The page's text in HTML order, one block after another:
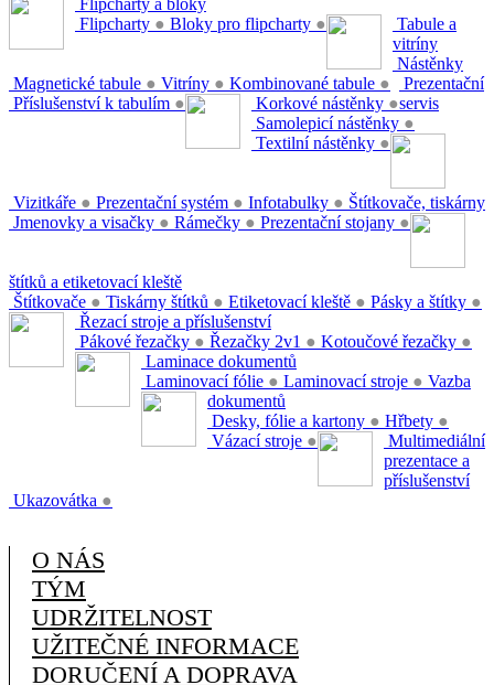
Flipcharty a bloky
Flipcharty ● Bloky pro flipcharty ●
Tabule a
vitríny
Magnetické tabule ● Vitríny ● Kombinované tabule ●
Příslušenství k tabulím ●
Nástěnky
Korkové nástěnky ●
Samolepicí nástěnky ●
Textilní nástěnky ●
Prezentační
servis
Vizitkáře ● Prezentační systém ● Infotabulky ●
Jmenovky a visačky ● Rámečky ● Prezentační stojany ●
Štítkovače, tiskárny
štítků a etiketovací kleště
Štítkovače ● Tiskárny štítků ● Etiketovací kleště ● Pásky a štítky ●
Řezací stroje a příslušenství
Pákové řezačky ● Řezačky 2v1 ● Kotoučové řezačky ●
Laminace dokumentů
Laminovací fólie ● Laminovací stroje ● Vazba
dokumentů
Desky, fólie a kartony ● Hřbety ●
Vázací stroje ●
Multimediální
prezentace a
příslušenství
Ukazovátka ●
O NÁS
TÝM
UDRŽITELNOST
UŽITEČNÉ INFORMACE
DORUČENÍ A DOPRAVA